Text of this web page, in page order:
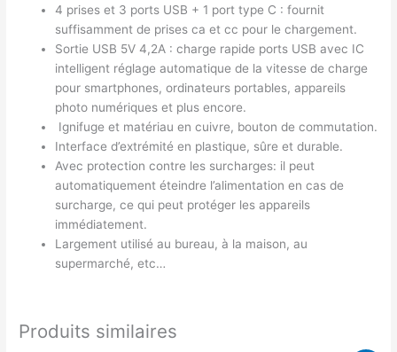
4 prises et 3 ports USB + 1 port type C : fournit
suffisamment de prises ca et cc pour le chargement.
Sortie USB 5V 4,2A : charge rapide ports USB avec IC
intelligent réglage automatique de la vitesse de charge
pour smartphones, ordinateurs portables, appareils
photo numériques et plus encore.
Ignifuge et matériau en cuivre, bouton de commutation.
Interface d’extrémité en plastique, sûre et durable.
Avec protection contre les surcharges: il peut
automatiquement éteindre l’alimentation en cas de
surcharge, ce qui peut protéger les appareils
immédiatement.
Largement utilisé au bureau, à la maison, au
supermarché, etc…
Produits similaires